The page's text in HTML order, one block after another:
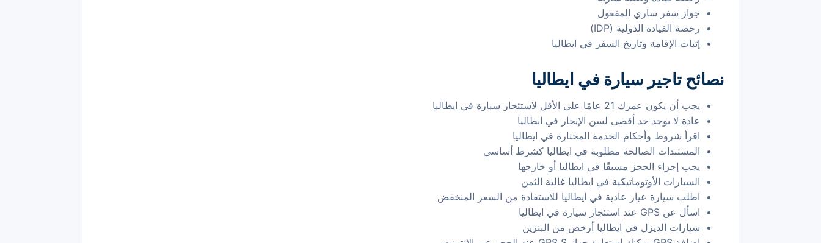
جواز سفر ساري المفعول
رخصة القيادة الدولية (IDP)
إثبات الإقامة وتاريخ السفر في ايطاليا
نصائح تاجير سيارة في ايطاليا
يجب أن يكون عمرك 21 عامًا على الأقل لاستئجار سيارة في ايطاليا
عادة لا يوجد حد أقصى لسن الإيجار في ايطاليا
اقرأ شروط وأحكام الخدمة المختارة في ايطاليا
المستندات الصالحة مطلوبة في ايطاليا كشرط أساسي
يجب إجراء الحجز مسبقًا في ايطاليا أو خارجها
السيارات الأوتوماتيكية في ايطاليا غالية الثمن
اطلب سيارة عيار عادية في ايطاليا للاستفادة من السعر المنخفض
اسأل عن GPS عند استئجار سيارة في ايطاليا
سيارات الديزل في ايطاليا أرخص من البنزين